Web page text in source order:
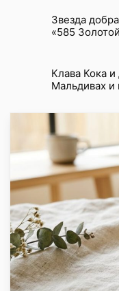
Звезда
«585
Клава Кока
Мальдивах и